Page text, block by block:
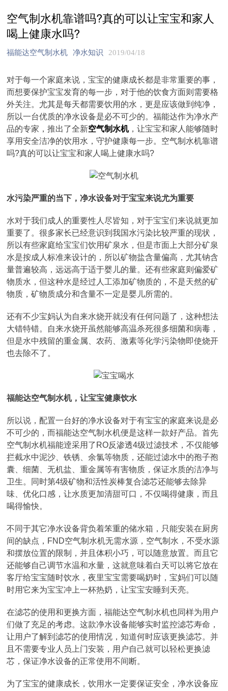
空气制水机靠谱吗?真的可以让宝宝和家人
喝上健康水吗?
福能达空气制水机 净水知识 2019/04/18
对于每一个家庭来说，宝宝的健康成长都是非常重要的事，
而想要保护宝宝发育的每一步，对于他的饮食方面则需要格
外关注。尤其是每天都需要饮用的水，更是应该做到纯净，
所以一台优质的净水设备是必不可少的。福能达作为净水产
品的专家，推出了全新空气制水机，让宝宝和家人能够随时
享用安全洁净的饮用水，守护健康每一步。空气制水机靠谱
吗?真的可以让宝宝和家人喝上健康水吗?
水污染严重的当下，净水设备对于宝宝来说尤为重要
水对于我们成人的重要性人尽皆知，对于宝宝们来说就更加
重要了。很多家长已经意识到我国水污染比较严重的现状，
所以有些家庭给宝宝们饮用矿泉水，但是市面上大部分矿泉
水是按成人标准来设计的，所以矿物盐含量偏高，尤其钠含
量普遍较高，远远高于适于婴儿的量。还有些家庭则偏爱矿
物质水，但这种水是经过人工添加矿物质的，不是天然的矿
物质，矿物质成分和含量不一定是婴儿所需的。
还有不少宝妈认为自来水烧开就没有任何问题了，这种想法
大错特错。自来水烧开虽然能够高温杀死很多细菌和病毒，
但是水中残留的重金属、农药、激素等化学污染物即使烧开
也去除不了。
福能达空气制水机，让宝宝健康饮水
所以说，配置一台好的净水设备对于有宝宝的家庭来说是必
不可少的，而福能达空气制水机便是这样一款好产品。首先
空气制水机福能逹采用了RO反渗透4级过滤技术，不仅能够
拦截水中泥沙、铁锈、余氯等物质，还能过滤水中的孢子孢
囊、细菌、无机盐、重金属等有害物质，保证水质的洁净与
卫生。同时第4级矿物和活性炭棒复合滤芯还能够去除异
味、优化口感，让水质更加清甜可口，不仅喝得健康，而且
喝得愉快。
不同于其它净水设备背负着笨重的储水箱，只能安装在厨房
间的缺点，FND空气制水机无需水源，空气制水，不受水源
和摆放位置的限制，并且体积小巧，可以随意放置。而且它
还能够自己调节水温和水量，这就意味着白天可以将它放在
客厅给宝宝随时饮水，夜里宝宝需要喝奶时，宝妈们可以随
时用它来为宝宝冲上一杯热奶，让宝宝安睡到天亮。
在滤芯的使用和更换方面，福能达空气制水机也同样为用户
们做了充足的考虑。这款净水设备能够实时监控滤芯寿命，
让用户了解到滤芯的使用情况，知道何时应该更换滤芯。并
且不需要专业人员上门安装，用户自己就可以轻松更换滤
芯，保证净水设备的正常使用不间断。
为了宝宝的健康成长，饮用水一定要保证安全，净水设备应